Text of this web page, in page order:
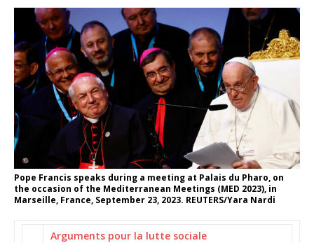
Pope Francis speaks during a meeting at Palais du Pharo, on
the occasion of the Mediterranean Meetings (MED 2023), in
Marseille, France, September 23, 2023. REUTERS/Yara Nardi
Arguments pour la lutte sociale